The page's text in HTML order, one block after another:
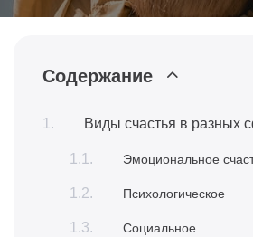
Содержание
Виды счастья в разных
Эмоциональное
Психологическое
Социальное